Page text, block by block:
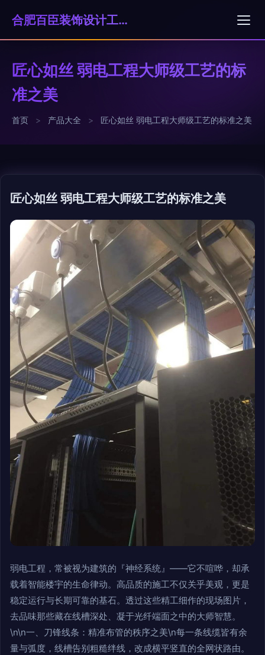
合肥百臣装饰设计工程有限公司
匠心如丝 弱电工程大师级工艺的标
准之美
首页 > 产品大全 > 匠心如丝 弱电工程大师级工艺的标准之美
匠心如丝 弱电工程大师级工艺的标准之美
弱电工程，常被视为建筑的『神经系统』——它不喧哗，却承
载着智能楼宇的生命律动。高品质的施工不仅关乎美观，更是
稳定运行与长期可靠的基石。透过这些精工细作的现场图片，
去品味那些藏在线槽深处、凝于光纤端面之中的大师智慧。
\n\n一、刀锋线条：精准布管的秩序之美\n每一条线缆皆有余
量与弧度，线槽告别粗糙绊线，改成横平竖直的全网状路由。